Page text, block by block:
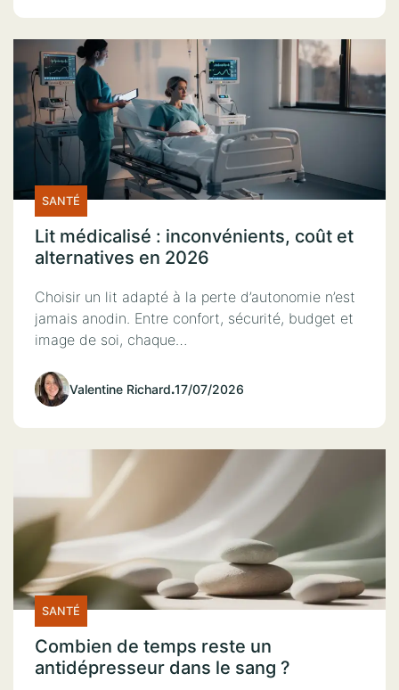
SANTÉ
Lit médicalisé : inconvénients, coût et
alternatives en 2026
Choisir un lit adapté à la perte d’autonomie n’est
jamais anodin. Entre confort, sécurité, budget et
image de soi, chaque…
Valentine Richard.17/07/2026
SANTÉ
Combien de temps reste un
antidépresseur dans le sang ?